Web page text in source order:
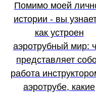
Помимо моей
истории - вы
как устроен
аэротрубный мир:
представляет
работа
аэротрубе, какие